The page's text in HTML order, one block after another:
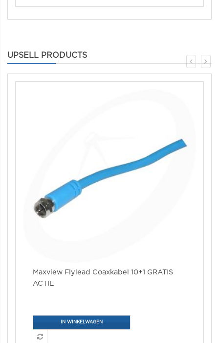
UPSELL PRODUCTS
Maxview Flylead Coaxkabel 10+1 GRATIS
ACTIE
IN WINKELWAGEN